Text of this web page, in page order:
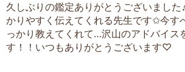
久しぶりの鑑定ありがとうございまし
かりやすく伝えてくれる先生です✩今す
っかり教えてくれて…沢山のアドバイス
す！！いつもありがとうございます♡